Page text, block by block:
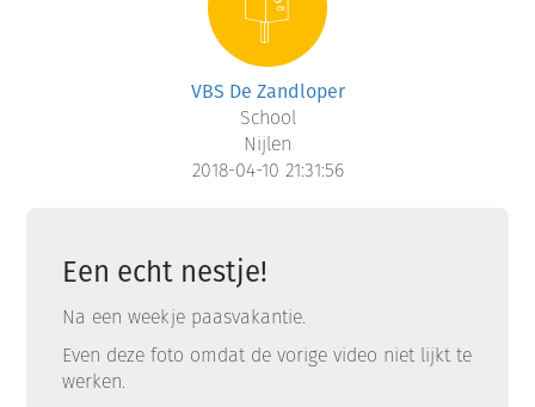
VBS De Zandloper
School
Nijlen
2018-04-10 21:31:56
Een echt nestje!
Na een weekje paasvakantie.
Even deze foto omdat de vorige video niet lijkt te
werken.